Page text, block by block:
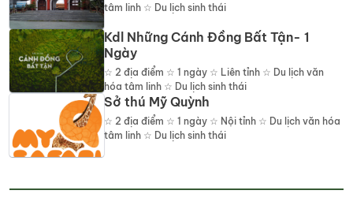
tâm linh ☆ Du lịch sinh thái
Kdl Những Cánh Đồng Bất Tận- 1
Ngày
☆ 2 địa điểm ☆ 1 ngày ☆ Liên tỉnh ☆ Du lịch văn
hóa tâm linh ☆ Du lịch sinh thái
Sở thú Mỹ Quỳnh
☆ 2 địa điểm ☆ 1 ngày ☆ Nội tỉnh ☆ Du lịch văn hóa
tâm linh ☆ Du lịch sinh thái